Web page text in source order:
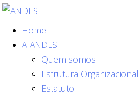
Home
A ANDES
Quem somos
Estrutura Organizacional
Estatuto